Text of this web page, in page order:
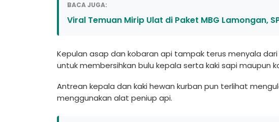
BACA JUGA:
Viral Temuan Mirip Ulat di Paket MBG Lamongan,
Kepulan asap dan kobaran api tampak terus menyala
untuk membersihkan bulu kepala serta kaki sapi maupun
Antrean kepala dan kaki hewan kurban pun terlihat
menggunakan alat peniup api.